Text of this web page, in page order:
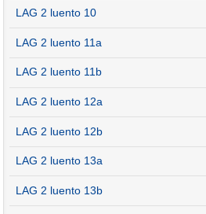
LAG 2 luento 10
LAG 2 luento 11a
LAG 2 luento 11b
LAG 2 luento 12a
LAG 2 luento 12b
LAG 2 luento 13a
LAG 2 luento 13b